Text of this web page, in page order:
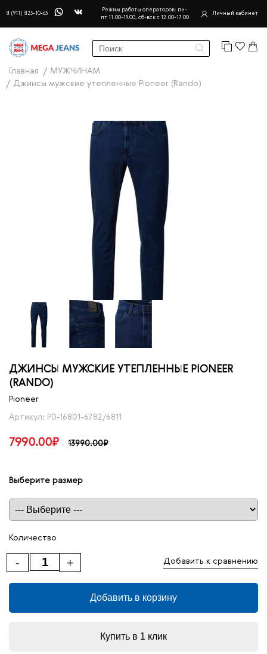
8 (911) 823-10-63
Режим работы операторов: пн-
пт 11.00-19.00, сб-вск с 12.00-17.00
Личный кабинет
Главная
МУЖЧИНАМ
Джинсы мужские утепленные Pioneer (Rando)
ДЖИНСЫ МУЖСКИЕ УТЕПЛЕННЫЕ PIONEER
(RANDO)
Pioneer
Артикул: P0-16801-6782/6811
7990.00₽ 13990.00₽
Выберите размер
Таблица размеров
Количество
+
- Добавить к сравнению
Добавить в корзину
Купить в 1 клик